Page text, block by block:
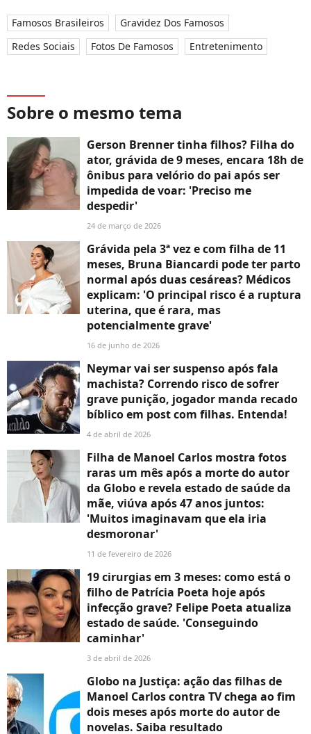
Famosos Brasileiros
Gravidez Dos Famosos
Redes Sociais
Fotos De Famosos Entretenimento
Sobre o mesmo tema
Gerson Brenner tinha filhos? Filha do
ator, grávida de 9 meses, encara 18h de
ônibus para velório do pai após ser
impedida de voar: 'Preciso me
despedir'
24 de março de 2026
Grávida pela 3ª vez e com filha de 11
meses, Bruna Biancardi pode ter parto
normal após duas cesáreas? Médicos
explicam: 'O principal risco é a ruptura
uterina, que é rara, mas
potencialmente grave'
16 de junho de 2026
Neymar vai ser suspenso após fala
machista? Correndo risco de sofrer
grave punição, jogador manda recado
bíblico em post com filhas. Entenda!
4 de abril de 2026
Filha de Manoel Carlos mostra fotos
raras um mês após a morte do autor
da Globo e revela estado de saúde da
mãe, viúva após 47 anos juntos:
'Muitos imaginavam que ela iria
desmoronar'
11 de fevereiro de 2026
19 cirurgias em 3 meses: como está o
filho de Patrícia Poeta hoje após
infecção grave? Felipe Poeta atualiza
estado de saúde. 'Conseguindo
caminhar'
3 de abril de 2026
Globo na Justiça: ação das filhas de
Manoel Carlos contra TV chega ao fim
dois meses após morte do autor de
novelas. Saiba resultado